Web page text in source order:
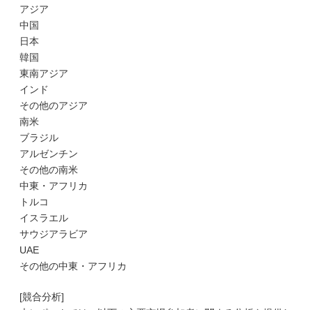
アジア
中国
日本
韓国
東南アジア
インド
その他のアジア
南米
ブラジル
アルゼンチン
その他の南米
中東・アフリカ
トルコ
イスラエル
サウジアラビア
UAE
その他の中東・アフリカ
[競合分析]